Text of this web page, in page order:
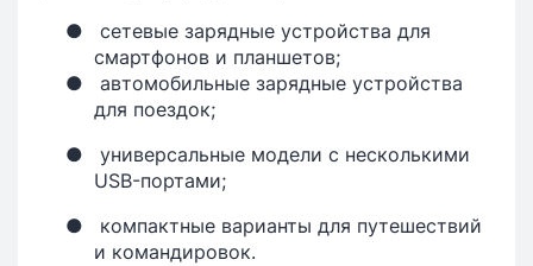
●
сетевые зарядные устройства для
смартфонов и планшетов;
●
автомобильные зарядные устройства
для поездок;
●
универсальные модели с несколькими
USB-портами;
●
компактные варианты для путешествий
и командировок.